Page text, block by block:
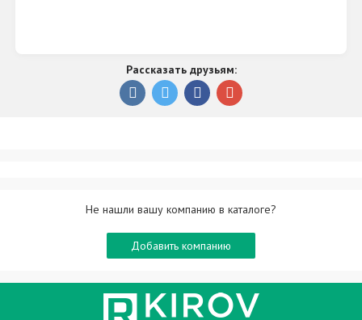
Рассказать друзьям:
Не нашли вашу компанию в каталоге?
Добавить компанию